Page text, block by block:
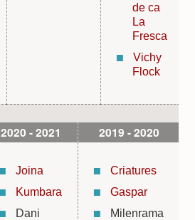
de ca
La
Fresca
Vichy
Flock
2020 - 2021 2019 - 2020
Joina
Kumbara
Dani
Criatures
Gaspar
Milenrama